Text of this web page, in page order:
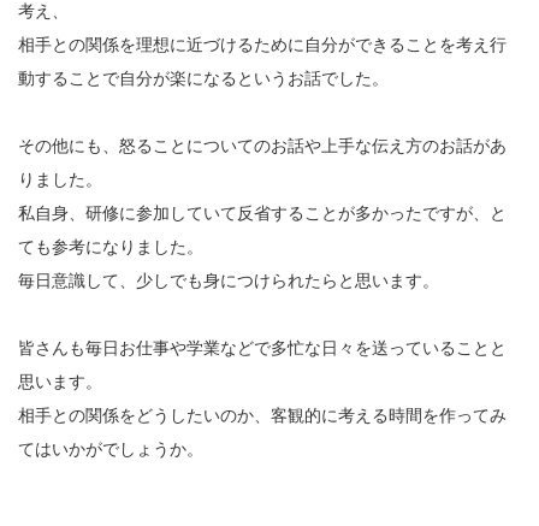
考え、
相手との関係を理想に近づけるために自分ができることを考え行
動することで自分が楽になるというお話でした。
その他にも、怒ることについてのお話や上手な伝え方のお話があ
りました。
私自身、研修に参加していて反省することが多かったですが、と
ても参考になりました。
毎日意識して、少しでも身につけられたらと思います。
皆さんも毎日お仕事や学業などで多忙な日々を送っていることと
思います。
相手との関係をどうしたいのか、客観的に考える時間を作ってみ
てはいかがでしょうか。